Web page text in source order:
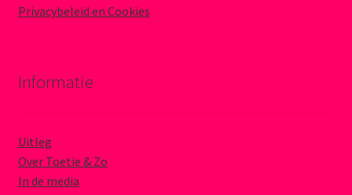
Privacybeleid en Cookies
Informatie
Uitleg
Over Toetie & Zo
In de media